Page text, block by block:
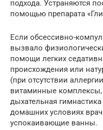
подхода. Устраняются
помощью препарата
Если обсессивно-
вызвало
помощи легких
происхождения или
(при отсутствии
витаминные комплексы,
дыхательная
домашних условиях
успокаивающие ванны.